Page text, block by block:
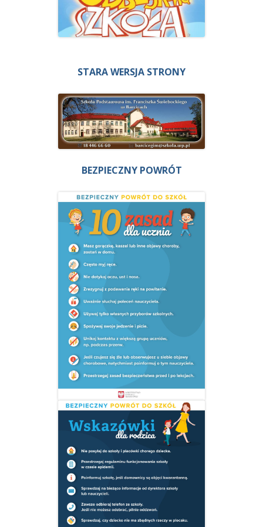
STARA WERSJA STRONY
BEZPIECZNY POWRÓT